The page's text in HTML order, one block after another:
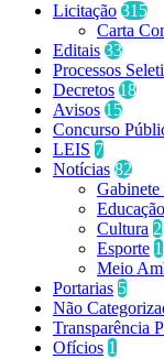
Licitação 315
Carta
Editais 33
Processos
Decretos 18
Avisos 15
Concurso
LEIS 7
Notícias 82
Educação
Cultura 2
Esporte 1
Meio
Portarias 5
Não
Transparência
Ofícios 1